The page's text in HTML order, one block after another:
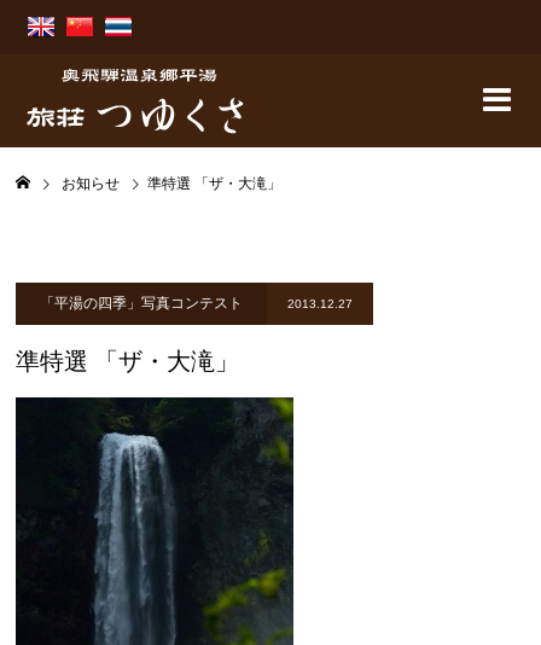
お知らせ 準特選 「ザ・大滝」
「平湯の四季」写真コンテスト 2013.12.27
準特選 「ザ・大滝」